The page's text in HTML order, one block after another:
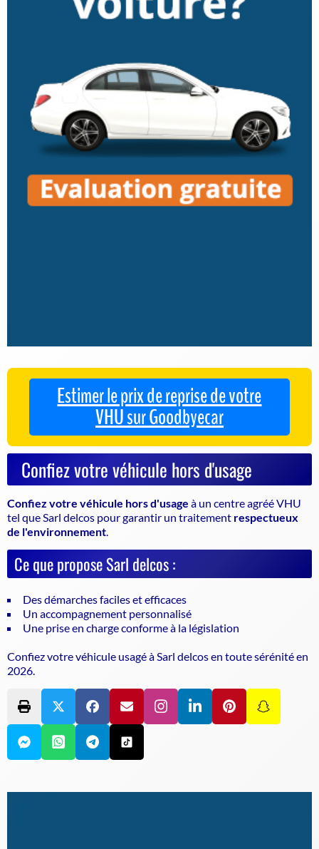
Estimer le prix de reprise de votre
VHU sur Goodbyecar
Confiez votre véhicule hors d'usage
Confiez votre véhicule hors d'usage à un centre agréé VHU
tel que Sarl delcos pour garantir un traitement respectueux
de l'environnement
Ce que propose Sarl delcos :
Des démarches faciles et efficaces
Un accompagnement personnalisé
Une prise en charge conforme à la législation
Confiez votre véhicule usagé à Sarl delcos en toute sérénité en
2026.